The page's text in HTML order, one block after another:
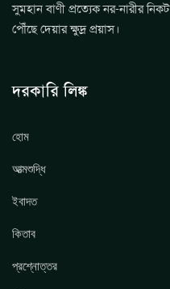
সুমহান বাণী প্রত্যেক নর-নারীর নিকট
পৌঁছে দেয়ার ক্ষুদ্র প্রয়াস।
দরকারি লিঙ্ক
হোম
আত্মশুদ্ধি
ইবাদত
কিতাব
প্রশ্নোত্তর